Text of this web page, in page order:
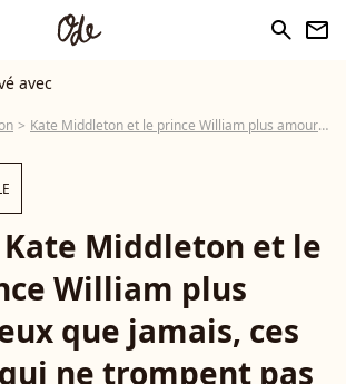
search newsletter
avec
Kate Middleton et le prince William plus amoureux que jamais, ces indices qui ne trompent pas
Kate Middleton et le
William plus
que jamais, ces
ne trompent pas